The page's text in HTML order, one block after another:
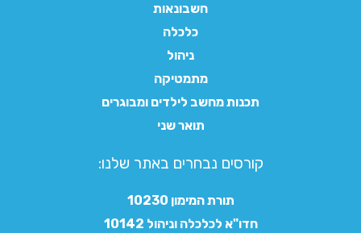
חשבונאות
כלכלה
ניהול
מתמטיקה
תכנות מחשב לילדים ומבוגרים
תואר שני
קורסים נבחרים באתר שלנו:​
תורת המימון 10230
חדו"א לכלכלה וניהול 10142